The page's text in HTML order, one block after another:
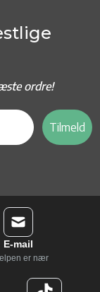
ordre!
Tilmeld
E-mail
er nær